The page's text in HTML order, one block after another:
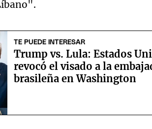
TE PUEDE INTERESAR
Trump vs. Lula: Estados
revocó el visado a la
brasileña en Washington